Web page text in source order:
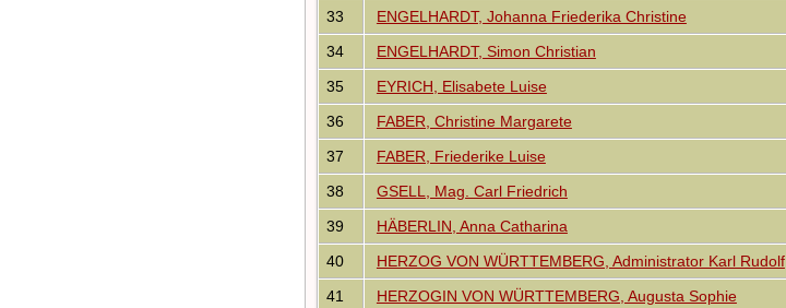
33
ENGELHARDT, Johanna Friederika Christine
34
ENGELHARDT, Simon Christian
35
EYRICH, Elisabete Luise
36
FABER, Christine Margarete
37
FABER, Friederike Luise
38
GSELL, Mag. Carl Friedrich
39
HÄBERLIN, Anna Catharina
40
HERZOG VON WÜRTTEMBERG, Administrator Karl Rudolf
41
HERZOGIN VON WÜRTTEMBERG, Augusta Sophie